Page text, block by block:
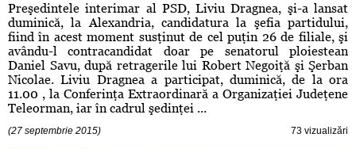
Preşedintele interimar al PSD, Liviu Dragnea, şi-a lansat
duminică, la Alexandria, candidatura la şefia partidului,
fiind în acest moment susţinut de cel puţin 26 de filiale, şi
avându-l contracandidat doar pe senatorul ploiestean
Daniel Savu, după retragerile lui Robert Negoiţă şi Şerban
Nicolae. Liviu Dragnea a participat, duminică, de la ora
11.00 , la Conferinţa Extraordinară a Organizaţiei Judeţene
Teleorman, iar în cadrul şedinţei ...
(27 septembrie 2015) 73 vizualizări